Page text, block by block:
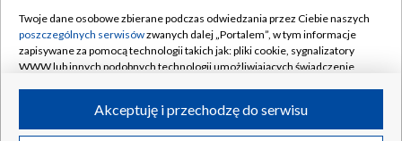
Rada Programowa
System NOS
Informacje o nadawcy
Program dla prasy
Kontakt
Kanały
©2026 Telewizja Polska S.A. w likwidacji
Twoje dane osobowe zbierane podczas odwiedzania przez Ciebie naszych
poszczególnych serwisówzwanych dalej „Portalem”, w tym informacje
zapisywane za pomocą technologii takich jak: pliki cookie, sygnalizatory
WWW lub innych podobnych technologii umożliwiających świadczenie
ruchu w Internecie.Akceptuję i przechodzę do serwisu